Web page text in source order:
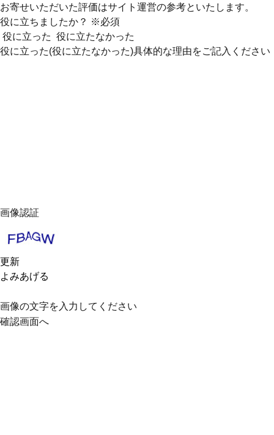
お寄せいただいた評価はサイト運営の参考といたします。
役に立ちましたか？ ※必須
役に立った 役に立たなかった
役に立った(役に立たなかった)具体的な理由をご記入ください
画像認証
更新
よみあげる
画像の文字を入力してください